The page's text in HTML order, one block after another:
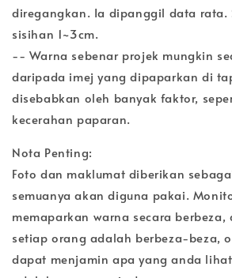
diregangkan. Ia dipanggil data rata.
sisihan 1~3cm.
-- Warna sebenar projek mungkin
daripada imej yang dipaparkan di
disebabkan oleh banyak faktor,
kecerahan paparan.
Nota Penting:
Foto dan maklumat diberikan
semuanya akan diguna pakai.
memaparkan warna secara
setiap orang adalah berbeza-beza,
dapat menjamin apa yang anda